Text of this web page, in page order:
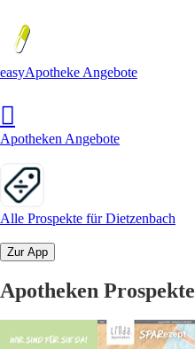
easyApotheke Angebote
Apotheken Angebote
Alle Prospekte für Dietzenbach
Zur App
Apotheken Prospekte